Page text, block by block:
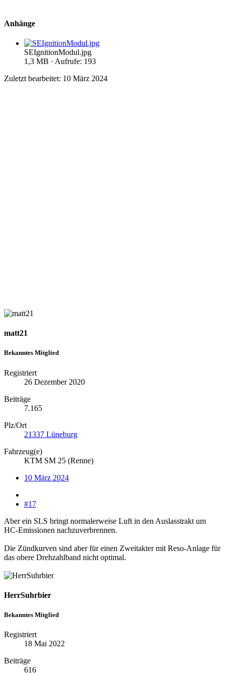
Anhänge
SEIgnitionModul.jpg
1,3 MB · Aufrufe: 193
Zuletzt bearbeitet: 10 März 2024
matt21
Bekanntes Mitglied
Registriert
26 Dezember 2020
Beiträge
7.165
Plz/Ort
21337 Lüneburg
Fahrzeug(e)
KTM SM 25 (Renne)
10 März 2024
#17
Aber ein SLS bringt normalerweise Luft in den Auslasstrakt um
HC-Emissionen nachzuverbrennen.
Die Zündkurven sind aber für einen Zweitakter mit Reso-Anlage für
das obere Drehzahlband nicht optimal.
HerrSuhrbier
Bekanntes Mitglied
Registriert
18 Mai 2022
Beiträge
616